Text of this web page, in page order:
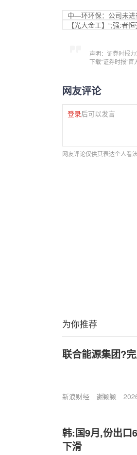
中—环环保：公司未进
【光大金工】“;强:者
声明：证券时报
下载“证券时报”
网友评论
登录后可以发言
网友评论仅供其表达个人看
为你推荐
联合能源集团?
新浪财经 谢颖颖
韩:国9月,份出口
下滑